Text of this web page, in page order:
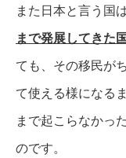
また日本と言う国
まで発展してきた国
ても、その移民が
て使える様になる
まで起こらなかっ
のです。